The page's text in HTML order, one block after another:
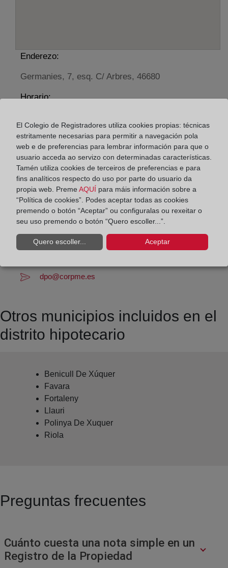
Enderezo:
Germanies, 7, esq. C/ Arbres, 46680
Horario:
Agosto: De lunes a viernes de 09:00 a 14:00 horas
Los días 24 y 31 de diciembre de 09:00 a 14:00
horas
Datos de contacto:
(96) 242 55 27
algemesi@registrodelapropiedad.org
María Lorena Santamaría Ara
dpo@corpme.es
Otros municipios incluidos en el
distrito hipotecario
Benicull De Xúquer
Favara
Fortaleny
Llauri
Polinya De Xuquer
Riola
Preguntas frecuentes
Cuánto cuesta una nota simple en un
Registro de la Propiedad
El Colegio de Registradores utiliza cookies propias: técnicas
estritamente necesarias para permitir a navegación pola
web e de preferencias para lembrar información para que o
usuario acceda ao servizo con determinadas características.
Tamén utiliza cookies de terceiros de preferencias e para
fins analíticos respecto do uso por parte do usuario da
propia web. Preme AQUÍ para máis información sobre a
“Política de cookies”. Podes aceptar todas as cookies
premendo o botón “Aceptar” ou configuralas ou rexeitar o
seu uso premendo o botón “Quero escoller...”.
Quero escoller... Aceptar